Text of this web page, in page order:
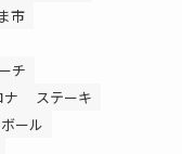
市
チ
ナ
ステーキ
ール